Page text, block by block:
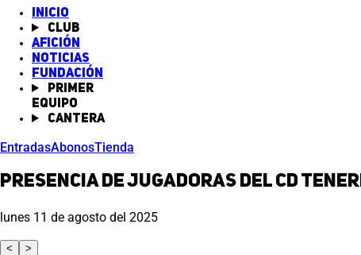
INICIO
Club
Afición
Noticias
Fundación
Primer
equipo
Cantera
EntradasAbonosTienda
Presencia de jugadoras del CD
lunes 11 de agosto del 2025
< >